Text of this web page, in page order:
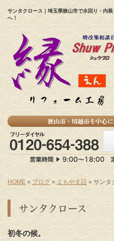
サンタクロース｜埼玉県狭山市で水回り・内
へ！
HOME »ブログ » よもやま話 » サンタ
サンタクロース
初冬の候。